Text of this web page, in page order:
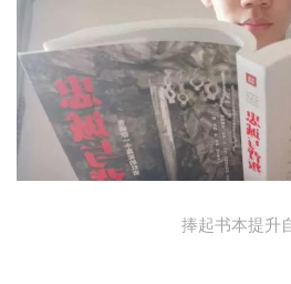
捧起书本提升